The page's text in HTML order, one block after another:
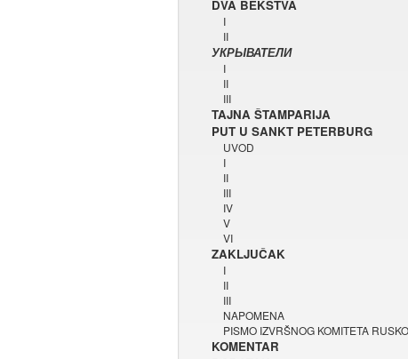
DVA BEKSTVA
I
II
УКРЫВАТЕЛИ
I
II
III
TAJNA ŠTAMPARIJA
PUT U SANKT PETERBURG
UVOD
I
II
III
IV
V
VI
ZAKLJUČAK
I
II
III
NAPOMENA
PISMO IZVRŠNOG KOMITETA
KOMENTAR